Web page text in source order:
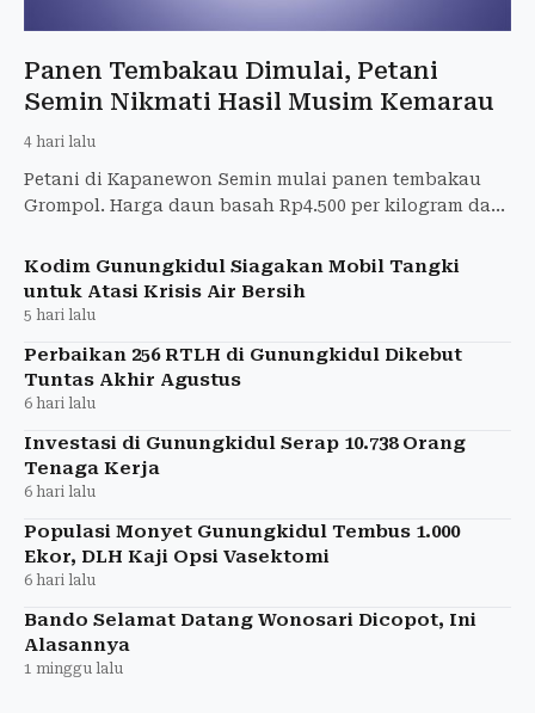
Panen Tembakau Dimulai, Petani
Semin Nikmati Hasil Musim Kemarau
4 hari lalu
Petani di Kapanewon Semin mulai panen tembakau
Grompol. Harga daun basah Rp4.500 per kilogram dan
Kodim Gunungkidul Siagakan Mobil Tangki
untuk Atasi Krisis Air Bersih
5 hari lalu
Perbaikan 256 RTLH di Gunungkidul Dikebut
Tuntas Akhir Agustus
6 hari lalu
Investasi di Gunungkidul Serap 10.738 Orang
Tenaga Kerja
6 hari lalu
Populasi Monyet Gunungkidul Tembus 1.000
Ekor, DLH Kaji Opsi Vasektomi
6 hari lalu
Bando Selamat Datang Wonosari Dicopot, Ini
Alasannya
1 minggu lalu